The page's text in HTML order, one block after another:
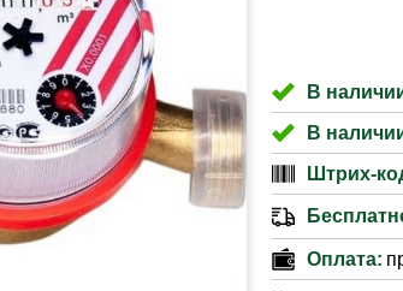
В
В
Штрих-
Оплата: